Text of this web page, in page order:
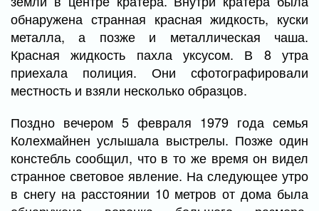
обнаружена странная красная жидкость, куски
металла, а позже и металлическая чаша.
Красная жидкость пахла уксусом. В 8 утра
приехала полиция. Они сфотографировали
местность и взяли несколько образцов.
Поздно вечером 5 февраля 1979 года семья
Колехмайнен услышала выстрелы. Позже один
констебль сообщил, что в то же время он видел
странное световое явление. На следующее утро
в снегу на расстоянии 10 метров от дома была